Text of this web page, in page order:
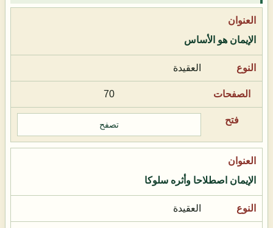
الإيمان هو الأساس
العقيدة
70
تصفح
الإيمان اصطلاحا وأثره سلوكا
العقيدة